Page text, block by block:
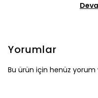
Yorumlar
Bu ürün için henüz yorum